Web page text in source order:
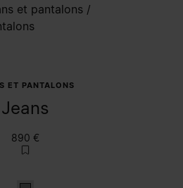
et pantalons /
ET PANTALONS
Jeans
890 €